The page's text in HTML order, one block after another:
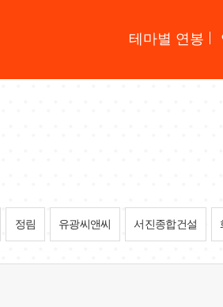
테마별 연봉
정림 유광씨앤씨 서진종합건설